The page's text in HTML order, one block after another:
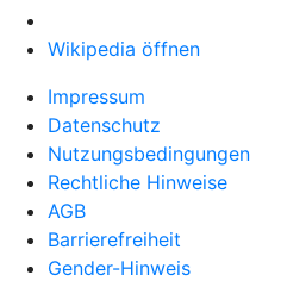
Wikipedia öffnen
Impressum
Datenschutz
Nutzungsbedingungen
Rechtliche Hinweise
AGB
Barrierefreiheit
Gender-Hinweis